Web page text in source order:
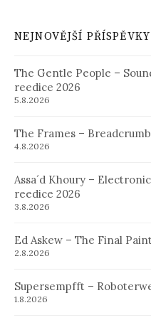
NEJNOVĚJŠÍ PŘÍSPĚVKY
The Gentle People –
reedice 2026
5.8.2026
The Frames –
4.8.2026
Assa´d Khoury –
reedice 2026
3.8.2026
Ed Askew – The Final
2.8.2026
Supersempfft –
1.8.2026